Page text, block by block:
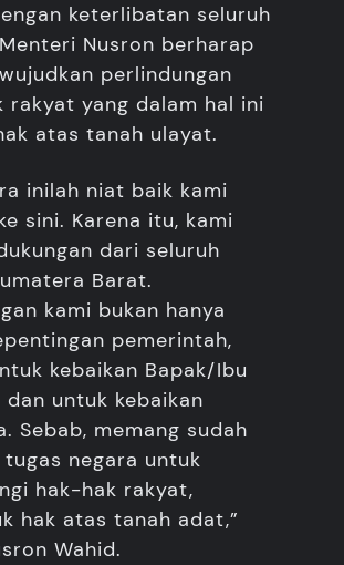
keterlibatan seluruh
Nusron berharap
perlindungan
rakyat yang dalam hal ini
atas tanah ulayat.
inilah niat baik kami
sini. Karena itu, kami
dari seluruh
Barat.
kami bukan hanya
pemerintah,
kebaikan Bapak/Ibu
dan untuk kebaikan
Sebab, memang sudah
negara untuk
hak-hak rakyat,
hak atas tanah adat,”
Wahid.